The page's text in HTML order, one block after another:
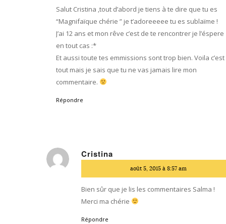
Salut Cristina ,tout d’abord je tiens à te dire que tu es
“Magnifaïque chérie ” je t’adoreeeee tu es sublaïme !
J’ai 12 ans et mon rêve c’est de te rencontrer je l’éspere
en tout cas :*
Et aussi toute tes emmissions sont trop bien. Voila c’est
tout mais je sais que tu ne vas jamais lire mon
commentaire.
Répondre
Cristina
août 5, 2015 à 8:57 am
Bien sûr que je lis les commentaires Salma !
Merci ma chérie
Répondre